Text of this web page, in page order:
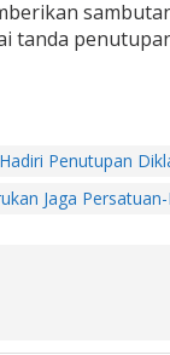
tanda
Hadiri Penutupan
Jaga